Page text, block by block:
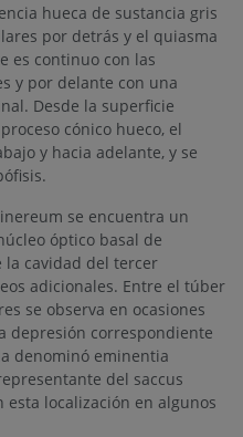
hueca de sustancia gris
por detrás y el quiasma
es continuo con las
y por delante con una
Desde la superficie
cónico hueco, el
y hacia adelante, y se
se encuentra un
óptico basal de
la cavidad del tercer
adicionales. Entre el túber
se observa en ocasiones
depresión correspondiente
denominó eminentia
del saccus
localización en algunos